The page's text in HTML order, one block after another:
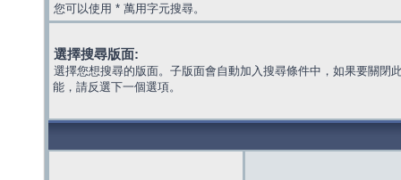
您可以使用 * 萬用字元搜尋。
選擇搜尋版面:
選擇您想搜尋的版面。子版面會自動加入搜尋條件中，如果要關閉
能，請反選下一個選項。